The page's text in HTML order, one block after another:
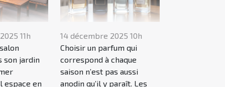
11h
son jardin
espace en
14 décembre 2025 10h
Choisir un parfum qui
correspond à chaque
saison n’est pas aussi
anodin qu’il y paraît. Les